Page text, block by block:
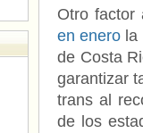
Otro factor
en enero
de Costa
garantizar
trans al
de los